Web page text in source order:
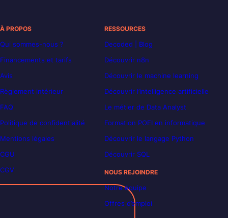
À PROPOS
Qui sommes-nous ?
Financements et tarifs
Avis
Règlement intérieur
FAQ
Politique de confidentialité
Mentions légales
CGU
CGV
RESSOURCES
Decoded | Blog
Découvrir n8n
Découvrir le machine learning
Découvrir l’intelligence artificielle
Le métier de Data Analyst
Formation POEI en informatique
Découvrir le langage Python
Découvrir SQL
NOUS REJOINDRE
Notre équipe
Offres d’emploi